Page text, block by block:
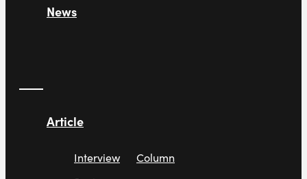
News
Article
Interview
Column